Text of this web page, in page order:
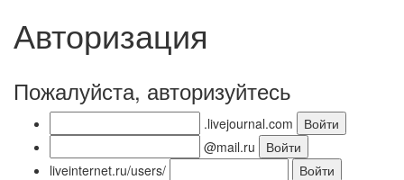
Авторизация
Пожалуйста, авторизуйтесь
.livejournal.com
@mail.ru
liveinternet.ru/users/